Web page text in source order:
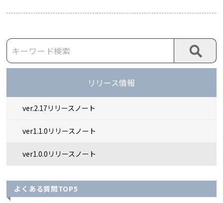
リリース情報
ver.2.17リリースノート
ver1.1.0リリースノート
ver1.0.0リリースノート
よくある質問TOP5